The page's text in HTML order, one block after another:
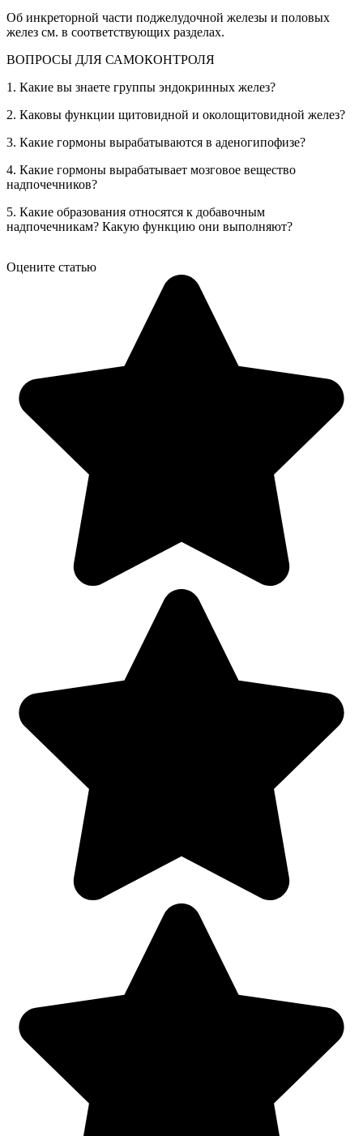
Об инкреторной части поджелудочной железы и половых
желез см. в соответствующих разделах.
ВОПРОСЫ ДЛЯ САМОКОНТРОЛЯ
1. Какие вы знаете группы эндокринных желез?
2. Каковы функции щитовидной и околощитовидной желез?
3. Какие гормоны вырабатываются в аденогипофизе?
4. Какие гормоны вырабатывает мозговое вещество
надпочечников?
5. Какие образования относятся к добавочным
надпочечникам? Какую функцию они выполняют?
Оцените статью